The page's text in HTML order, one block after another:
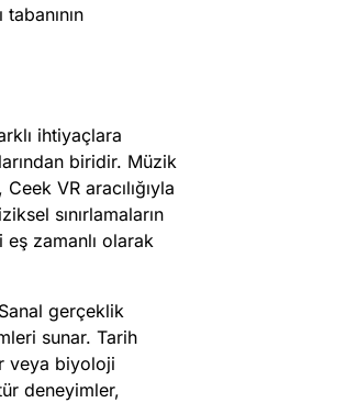
ihtiyaçlara
biridir. Müzik
VR aracılığıyla
sınırlamaların
eş zamanlı olarak
gerçeklik
sunar. Tarih
veya biyoloji
deneyimler,